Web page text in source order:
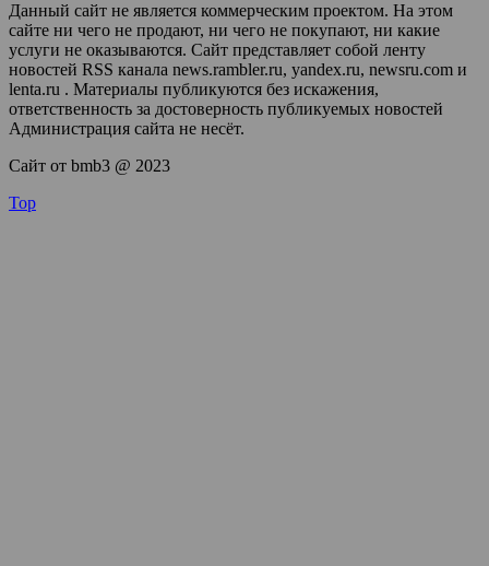
Данный сайт не является коммерческим проектом. На этом
сайте ни чего не продают, ни чего не покупают, ни какие
услуги не оказываются. Сайт представляет собой ленту
новостей RSS канала news.rambler.ru, yandex.ru, newsru.com и
lenta.ru . Материалы публикуются без искажения,
ответственность за достоверность публикуемых новостей
Администрация сайта не несёт.
Сайт от bmb3 @ 2023
Top